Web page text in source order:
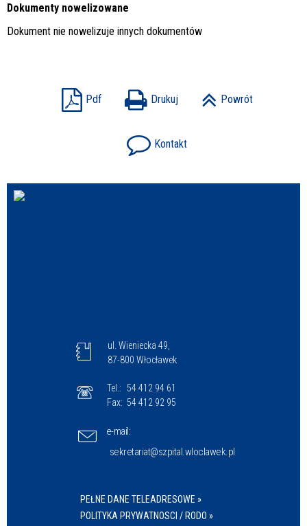
Dokumenty nowelizowane
Dokument nie nowelizuje innych dokumentów
Pdf Drukuj Powrót
Kontakt
ul. Wieniecka 49,
87-800 Włocławek
Tel.: 54 412 94 61
Fax: 54 412 92 95
e-mail:
sekretariat@szpital.wloclawek.pl
PEŁNE DANE TELEADRESOWE »
POLITYKA PRYWATNOSCI / RODO »